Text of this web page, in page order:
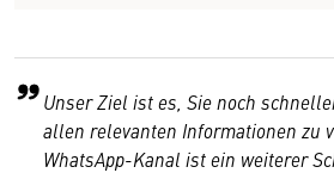
Unser Ziel ist es, Sie noch
allen relevanten Informationen zu
WhatsApp-Kanal ist ein weiterer